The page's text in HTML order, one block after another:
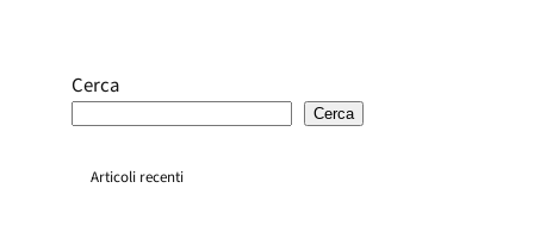
Cerca
Cerca
Articoli recenti